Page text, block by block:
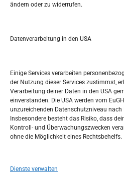
ändern oder zu widerrufen.
Datenverarbeitung in den USA
Einige Services verarbeiten
der Nutzung dieser Services zustimmst,
Verarbeitung deiner Daten in den USA
einverstanden. Die USA werden vom
unzureichenden Datenschutzniveau nach
Insbesondere besteht das Risiko, dass
Kontroll- und Überwachungszwecken
ohne die Möglichkeit eines Rechtsbehelfs.
Dienste verwalten
S
M D M D
1 2 3
7 8 9 10
21 22